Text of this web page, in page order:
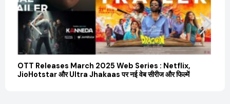
OTT Releases March 2025 Web Series : Netflix,
JioHotstar और Ultra Jhakaas पर नई वेब सीरीज और फिल्में